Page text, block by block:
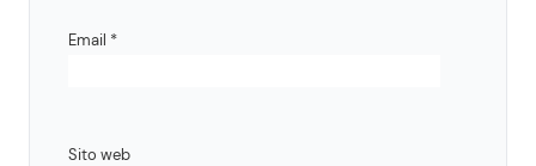
Email *
Sito web